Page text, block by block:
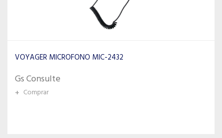
VOYAGER MICROFONO MIC-2432
Gs Consulte
+ Comprar